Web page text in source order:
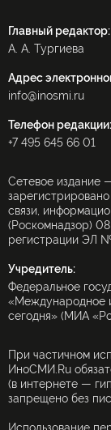
Главный редактор:
А. А. Тургиева
Адрес
info@inosmi.ru
Телефон редакции:
+7 495 645 66 01
Сетевое издание
связи,
(Роскомнадзор)
регистрации ЭЛ
Учредитель:
Федеральное
«Международное
сегодня» (МИА
При частичном
ИноСМИ.Ru
(в интернете —
запрещено без